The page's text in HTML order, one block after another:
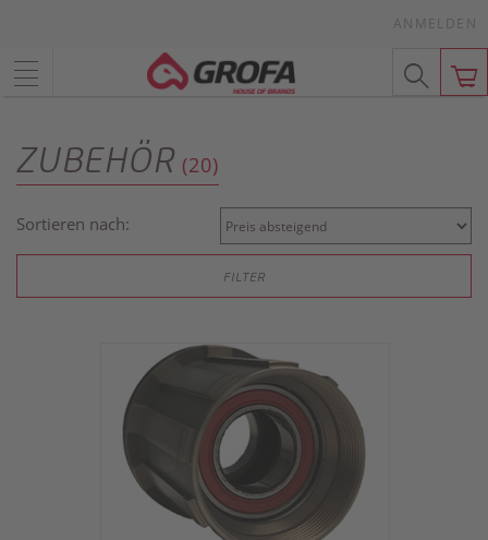
ANMELDEN
ZUBEHÖR (20)
Sortieren nach:
FILTER